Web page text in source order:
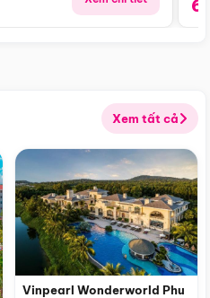
Xem tất cả
Vinpearl Wonderworld Phu